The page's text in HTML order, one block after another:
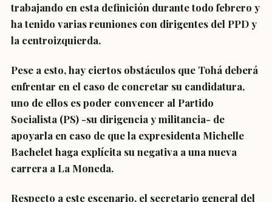
trabajando en esta definición durante todo febrero y
ha tenido varias reuniones con dirigentes del PPD y
la centroizquierda.
Pese a esto, hay ciertos obstáculos que Tohá deberá
enfrentar en el caso de concretar su candidatura,
uno de ellos espoder convencer al Partido
Socialista (PS) -su dirigencia y militancia- de
apoyarla en caso de que la expresidenta Michelle
Bachelethaga explícita su negativa a una nueva
carrera a La Moneda.
Respecto a este escenario, el secretario general del